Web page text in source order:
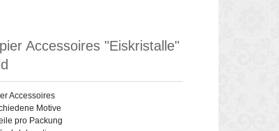
Accessoires "Eiskristalle"
Accessoires
Motive
pro Packung